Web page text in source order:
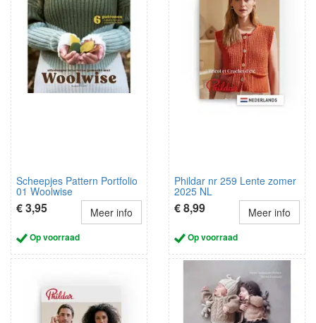
Scheepjes Pattern Portfolio
01 Woolwise
€ 3,95 Meer info
Op voorraad
Phildar nr 259 Lente zomer
2025 NL
€ 8,99 Meer info
Op voorraad